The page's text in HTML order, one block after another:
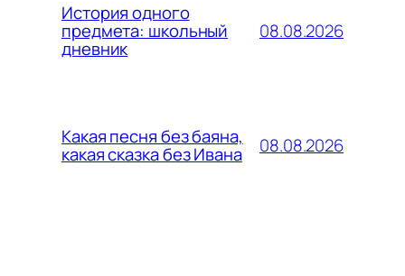
История одного
предмета: школьный
дневник
08.08.2026
Какая песня без баяна,
какая сказка без Ивана 08.08.2026